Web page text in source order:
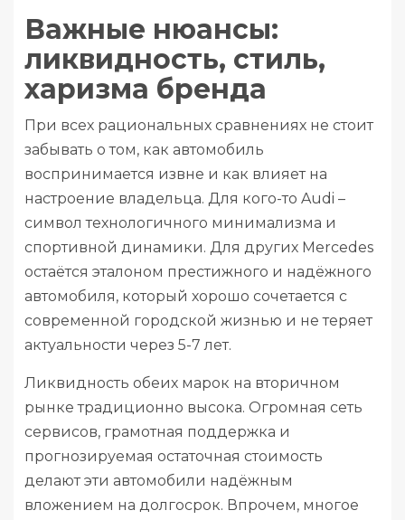
Важные нюансы:
ликвидность, стиль,
харизма бренда
При всех рациональных сравнениях не стоит
забывать о том, как автомобиль
воспринимается извне и как влияет на
настроение владельца. Для кого-то Audi –
символ технологичного минимализма и
спортивной динамики. Для других Mercedes
остаётся эталоном престижного и надёжного
автомобиля, который хорошо сочетается с
современной городской жизнью и не теряет
актуальности через 5-7 лет.
Ликвидность обеих марок на вторичном
рынке традиционно высока. Огромная сеть
сервисов, грамотная поддержка и
прогнозируемая остаточная стоимость
делают эти автомобили надёжным
вложением на долгосрок. Впрочем, многое